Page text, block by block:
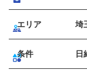
エリア 埼
条件 日